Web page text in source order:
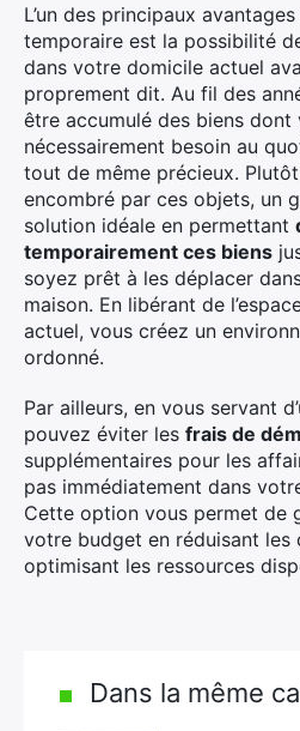
L’un des principaux
temporaire est la possibilité
dans votre domicile actuel
proprement dit. Au fil des
être accumulé des biens dont
nécessairement besoin au
tout de même précieux.
encombré par ces objets, un
solution idéale en permettant
temporairement ces biens
soyez prêt à les déplacer
maison. En libérant de
actuel, vous créez un
ordonné.
Par ailleurs, en vous servant
pouvez éviter les frais de
supplémentaires pour les
pas immédiatement dans
Cette option vous permet de
votre budget en réduisant les
optimisant les ressources
Dans la même